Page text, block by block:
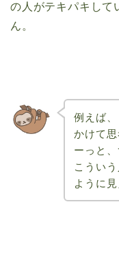
の人がテキパキして
ん。
例えば
かけて
ーっと
こうい
ように見